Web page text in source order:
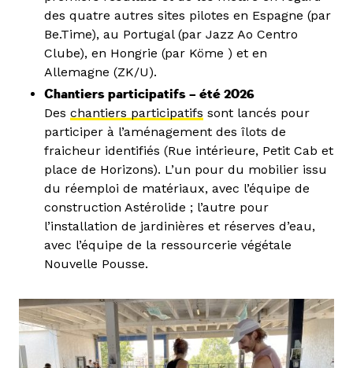
des quatre autres sites pilotes en Espagne (par
Be.Time), au Portugal (par Jazz Ao Centro
Clube), en Hongrie (par Köme ) et en
Allemagne (ZK/U).
Chantiers participatifs – été 2026
Des chantiers participatifs sont lancés pour
participer à l’aménagement des îlots de
fraicheur identifiés (Rue intérieure, Petit Cab et
place de Horizons). L’un pour du mobilier issu
du réemploi de matériaux, avec l’équipe de
construction Astérolide ; l’autre pour
l’installation de jardinières et réserves d’eau,
avec l’équipe de la ressourcerie végétale
Nouvelle Pousse.